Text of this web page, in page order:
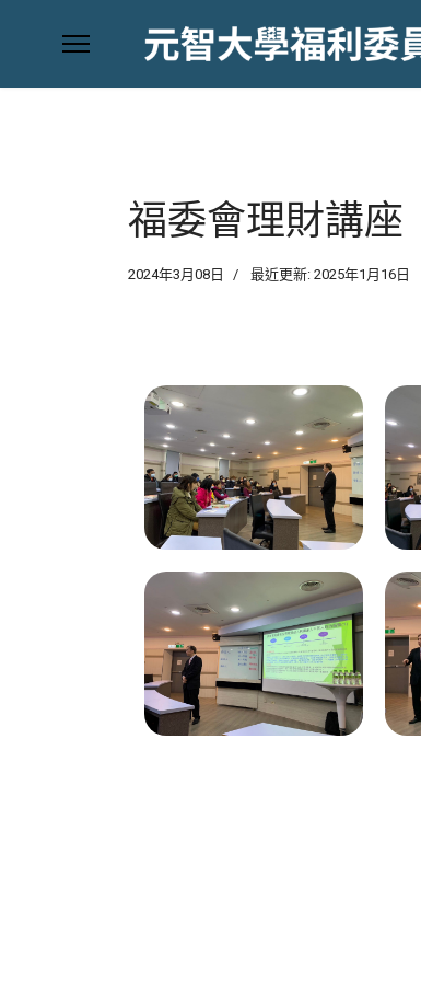
福委會理財講座
2024年3月08日 最近更新: 2025年1月16日